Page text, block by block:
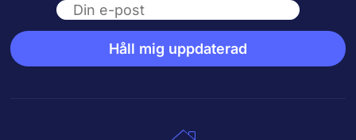
Email
Håll mig uppdaterad